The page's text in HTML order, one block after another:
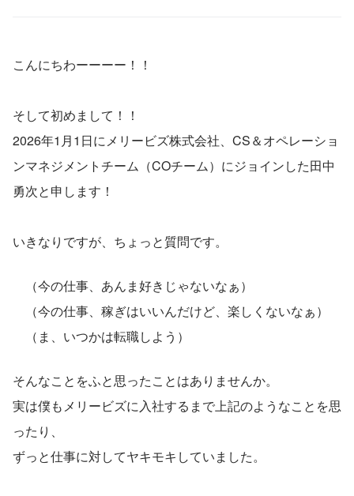
こんにちわーーーー！！
そして初めまして！！
2026年1月1日にメリービズ株式会社、CS＆オペレーショ
ンマネジメントチーム（COチーム）にジョインした田中
勇次と申します！
いきなりですが、ちょっと質問です。
（今の仕事、あんま好きじゃないなぁ）
（今の仕事、稼ぎはいいんだけど、楽しくないなぁ）
（ま、いつかは転職しよう）
そんなことをふと思ったことはありませんか。
実は僕もメリービズに入社するまで上記のようなことを思
ったり、
ずっと仕事に対してヤキモキしていました。